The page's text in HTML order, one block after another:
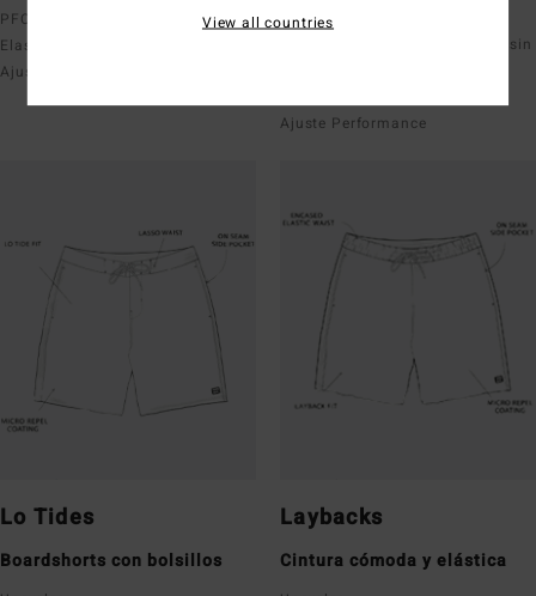
PFC
Elasticidad
Ajuste Performance
de algodón y poliéster
Tratamiento repelente al agua sin
Ajuste Performance
Lo Tides
Boardshorts con bolsillos
Laybacks
Cintura cómoda y elástica
View all countries